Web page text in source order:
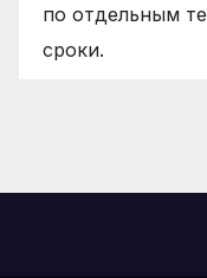
по отдельным
сроки.